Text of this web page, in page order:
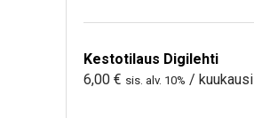
Kestotilaus Digilehti
6,00 € sis. alv. 10% / kuukausi